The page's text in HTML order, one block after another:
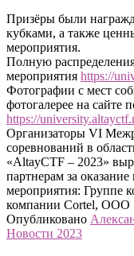
Призёры были
кубками, а также
мероприятия.
Полную
мероприятия https://
Фотографии с мест
фотогалерее на сайте
https://
Организаторы VI
соревнований в
«AltayCTF – 2023»
партнерам за
мероприятия: Группе
компании Cortel,
Опубликовано
Новости 2023